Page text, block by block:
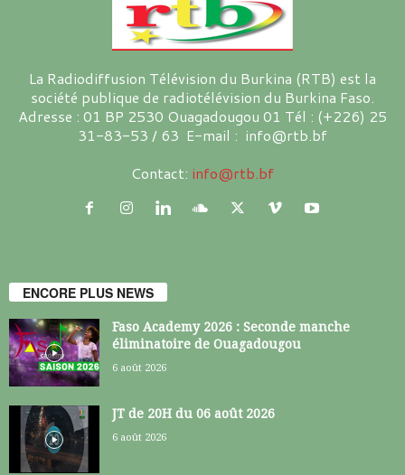
La Radiodiffusion Télévision du Burkina (RTB) est la
société publique de radiotélévision du Burkina Faso.
Adresse : 01 BP 2530 Ouagadougou 01 Tél : (+226) 25
31-83-53 / 63 E-mail : info@rtb.bf
Contact: info@rtb.bf
ENCORE PLUS NEWS
Faso Academy 2026 : Seconde manche
éliminatoire de Ouagadougou
6 août 2026
JT de 20H du 06 août 2026
6 août 2026